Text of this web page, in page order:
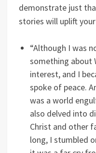
demonstrate just
stories will uplift
“Although I was
something about
interest, and I
spoke of peace.
was a world
also delved into
Christ and other
long, I stumbled